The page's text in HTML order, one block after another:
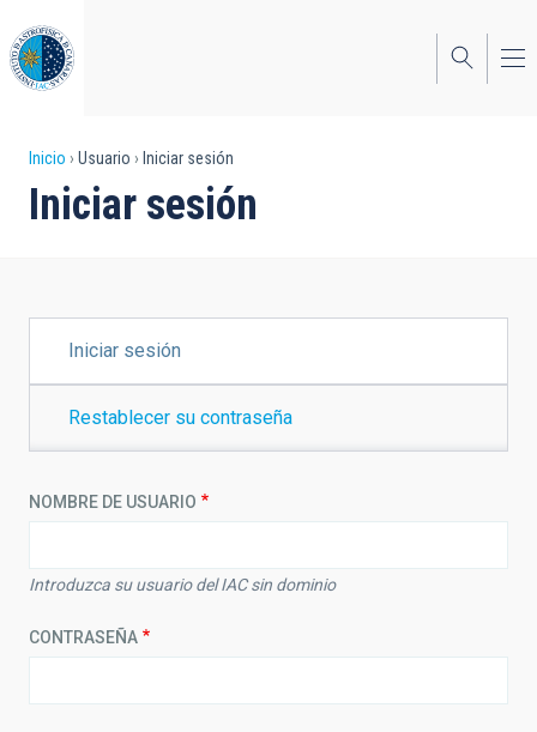
al
contenido
principal
Sobrescribir
enlaces
la
navegación
Inicio Usuario Iniciar sesión
Iniciar sesión
PRINCIPALES
Iniciar sesión
Restablecer su contraseña
NOMBRE DE USUARIO
Introduzca su usuario del IAC sin dominio
CONTRASEÑA